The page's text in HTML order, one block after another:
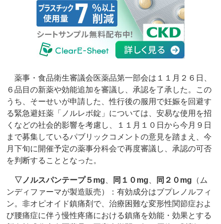
薬事・食品衛生審議会医薬品第一部会は１１月２６日、
６品目の新薬や効能追加を審議し、承認を了承した。この
うち、そーせいが申請した、性行後の服用で妊娠を回避す
る緊急避妊薬「ノルレボ錠」については、安易な使用を招
くなどの社会的影響を考慮し、１１月１０日から今月９日
まで募集しているパブリックコメントの意見を踏まえ、今
月下旬に開催予定の薬事分科会で再度審議し、承認の可否
を判断することとなった。
▽ ノルスパンテープ５mg 同１０mg 同２０mg （ム
ンディファーマが製造販売）：有効成分はブプレノルフィ
ン。非オピオイド鎮痛剤で、治療困難な変形性関節症およ
び腰痛症に伴う慢性疼痛における鎮痛を効能・効果とする